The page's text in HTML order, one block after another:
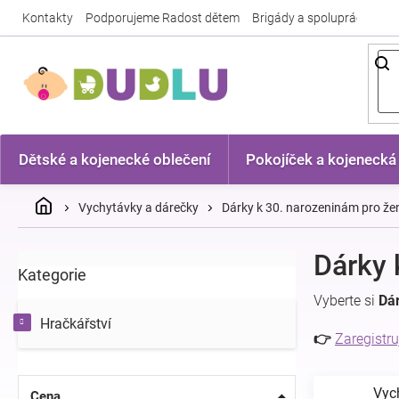
Kontakty Podporujeme Radost dětem Brigády a spolupráce
Dětské a kojenecké oblečení Pokojíček a kojenecká
DomůVychytávky a dárečky Dárky k 30. narozeninám pro
o
t
r
n
Přeskočit
Kategorie
Hračkářství
Dárky
Vyberte si
👉